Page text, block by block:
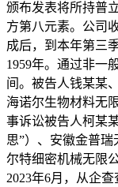
颁布发表将所持普
方第八元素。公司
成后，到本年第三
1959年。通过非一
间。被告人钱某某
海诺尔生物材料无
事诉讼被告人柯某
思”）、安徽金普
尔特细密机械无限
2023年6月，从企